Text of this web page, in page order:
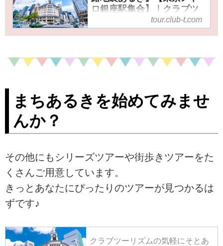
ロ銀座駅集合】｜クラブツ
＜ウォーキング＞ 『銀座の路地
集合】の紹介をしています。ツ
tour.club-t.com
まちあるきを始めてみませ
んか？
その他にもシリーズツアーや街歩きツアーをた
くさんご用意しています。
きっとあなたにぴったりのツアーが見つかるは
ずです♪
クラブツーリズムの気軽にそとあ